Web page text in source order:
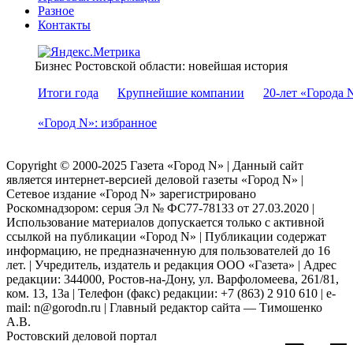
Разное
Контакты
Бизнес Ростовской области: новейшая история
Итоги года
Крупнейшие компании 20-лет «Города
«Город N»: избранное
Copyright © 2000-2025 Газета «Город N» | Данный сайт
является интернет-версией деловой газеты «Город N» |
Сетевое издание «Город N» зарегистрировано
Роскомнадзором: серuя Эл № ФС77-78133 от 27.03.2020 |
Использование материалов допускается только с активной
ссылкой на публикации «Город N» | Публикации содержат
информацию, не предназначенную для пользователей до 16
лет. | Учредитель, издатель и редакция ООО «Газета» | Адрес
редакции: 344000, Ростов-на-Дону, ул. Варфоломеева, 261/81,
ком. 13, 13а | Телефон (факс) редакции: +7 (863) 2 910 610 | e-
mail: n@gorodn.ru | Главный редактор сайта — Тимошенко
А.В.
Ростовский деловой портал